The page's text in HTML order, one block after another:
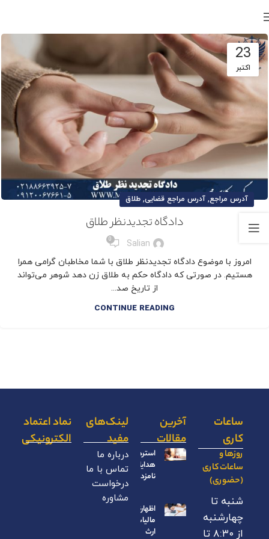
23
اکتبر
آدرس مراجع, آدرس مراجع قضایی, طلاق
دادگاه تجدیدنظر طلاق
Salian
0
امروز با موضوع دادگاه تجدیدنظر طلاق با شما مخاطبان گرامی همرا
هستیم. در صورتی که دادگاه حکم به طلاق زن دهد شوهر می‌تواند
از تاریخ صد...
CONTINUE READING
ساعات
کاری
روزها و
ساعات کاری
(حضوری)
شنبه تا
چهارشنبه
از ۸:۳۰ تا
آخرین
مقالات
استرداد
هدایای
نامزدی
اظهارنامه
مالیات بر
ارث
لینک‌های
مفید
درباره ما
تماس با ما
درخواست
مشاوره
نماد اعتماد
الکترونیکی